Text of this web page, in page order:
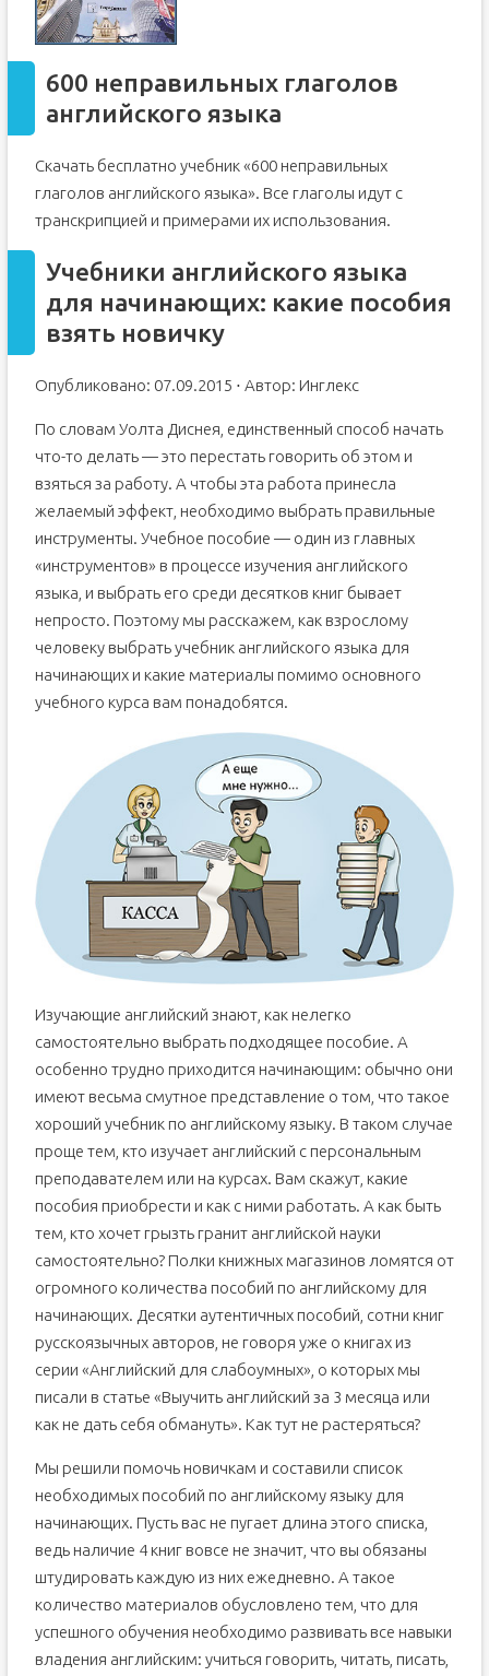
600 неправильных глаголов
английского языка
Скачать бесплатно учебник «600 неправильных
глаголов английского языка». Все глаголы идут с
транскрипцией и примерами их использования.
Учебники английского языка
для начинающих: какие пособия
взять новичку
Опубликовано: 07.09.2015 ⋅ Автор: Инглекс
По словам Уолта Диснея, единственный способ начать
что-то делать — это перестать говорить об этом и
взяться за работу. А чтобы эта работа принесла
желаемый эффект, необходимо выбрать правильные
инструменты. Учебное пособие — один из главных
«инструментов» в процессе изучения английского
языка, и выбрать его среди десятков книг бывает
непросто. Поэтому мы расскажем, как взрослому
человеку выбрать учебник английского языка для
начинающих и какие материалы помимо основного
учебного курса вам понадобятся.
Изучающие английский знают, как нелегко
самостоятельно выбрать подходящее пособие. А
особенно трудно приходится начинающим: обычно они
имеют весьма смутное представление о том, что такое
хороший учебник по английскому языку. В таком случае
проще тем, кто изучает английский с персональным
преподавателем или на курсах. Вам скажут, какие
пособия приобрести и как с ними работать. А как быть
тем, кто хочет грызть гранит английской науки
самостоятельно? Полки книжных магазинов ломятся от
огромного количества пособий по английскому для
начинающих. Десятки аутентичных пособий, сотни книг
русскоязычных авторов, не говоря уже о книгах из
серии «Английский для слабоумных», о которых мы
писали в статье «Выучить английский за 3 месяца или
как не дать себя обмануть». Как тут не растеряться?
Мы решили помочь новичкам и составили список
необходимых пособий по английскому языку для
начинающих. Пусть вас не пугает длина этого списка,
ведь наличие 4 книг вовсе не значит, что вы обязаны
штудировать каждую из них ежедневно. А такое
количество материалов обусловлено тем, что для
успешного обучения необходимо развивать все навыки
владения английским: учиться говорить, читать, писать,